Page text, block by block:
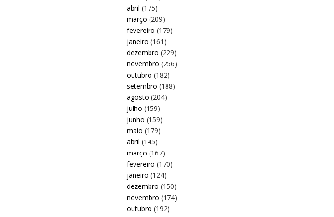
abril (175)
março (209)
fevereiro (179)
janeiro (161)
dezembro (229)
novembro (256)
outubro (182)
setembro (188)
agosto (204)
julho (159)
junho (159)
maio (179)
abril (145)
março (167)
fevereiro (170)
janeiro (124)
dezembro (150)
novembro (174)
outubro (192)